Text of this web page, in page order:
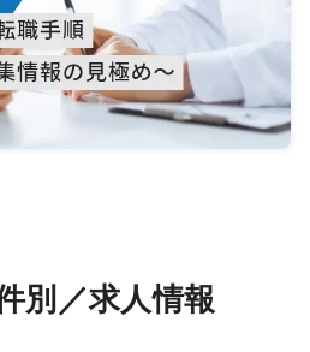
別／求人情報